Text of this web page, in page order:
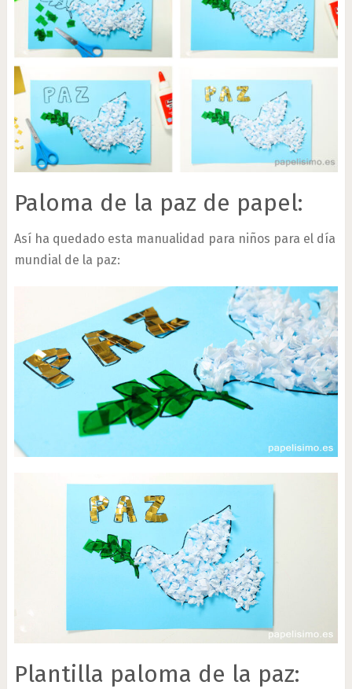
Paloma de la paz de papel:
Así ha quedado esta manualidad para niños para el día
mundial de la paz:
Plantilla paloma de la paz: